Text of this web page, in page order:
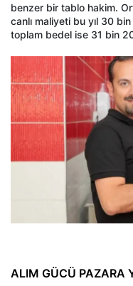
benzer bir tablo hakim.
canlı maliyeti bu yıl 30 bin
toplam bedel ise 31 bin
ALIM GÜCÜ PAZARA